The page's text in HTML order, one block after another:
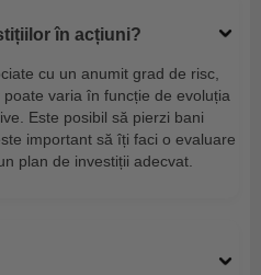
în acțiuni?
cu un anumit grad de risc,
varia în funcție de evoluția
Este posibil să pierzi bani
important să îți faci o evaluare
plan de investiții adecvat.